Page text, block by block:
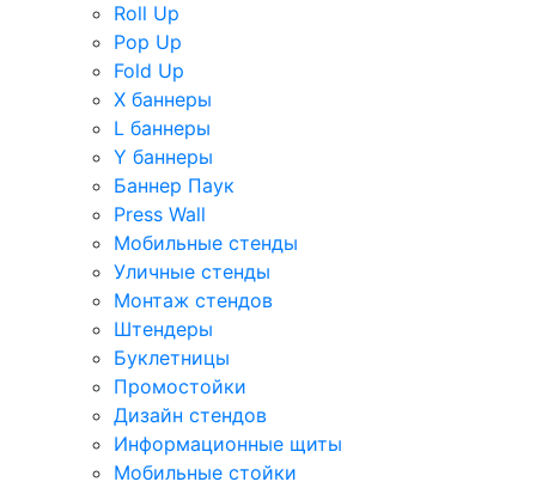
Roll Up
Pop Up
Fold Up
Х баннеры
L баннеры
Y баннеры
Баннер Паук
Press Wall
Мобильные стенды
Уличные стенды
Монтаж стендов
Штендеры
Буклетницы
Промостойки
Дизайн стендов
Информационные щиты
Мобильные стойки